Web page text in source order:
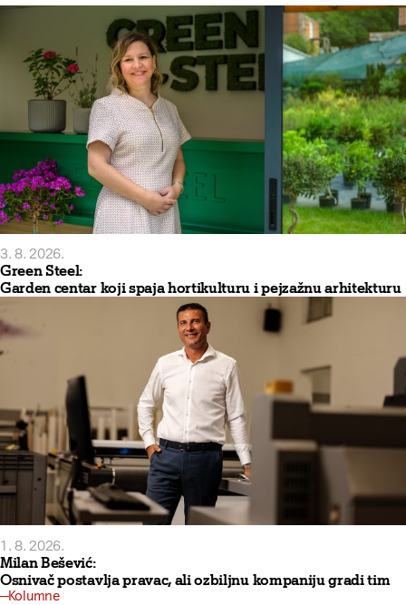
3. 8. 2026.
Green Steel:
Garden centar koji spaja hortikulturu i pejzažnu arhitekturu
1. 8. 2026.
Milan Bešević:
Osnivač postavlja pravac, ali ozbiljnu kompaniju gradi tim
Kolumne